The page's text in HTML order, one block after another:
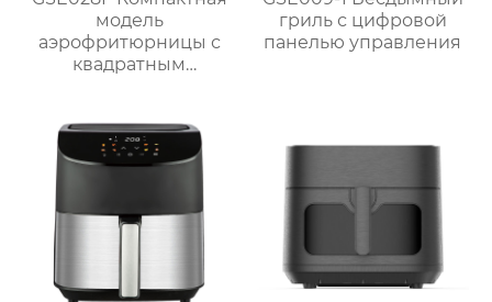
модель
аэрофритюрницы с
квадратным
мощностью 1300 Вт
гриль с цифровой
панелью управления